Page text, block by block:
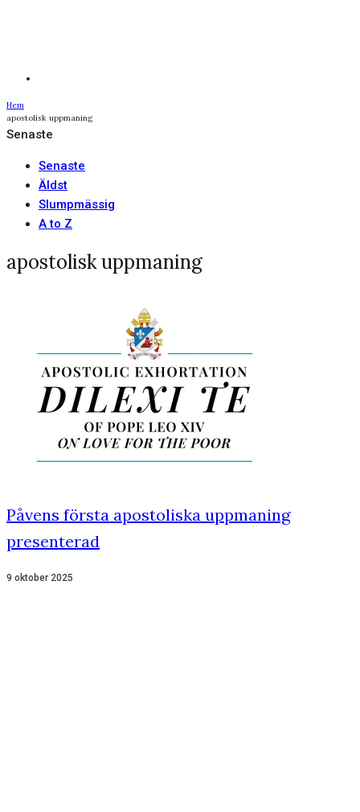
Hem
apostolisk uppmaning
Senaste
Senaste
Äldst
Slumpmässig
A to Z
apostolisk uppmaning
Påvens första apostoliska uppmaning
presenterad
9 oktober 2025